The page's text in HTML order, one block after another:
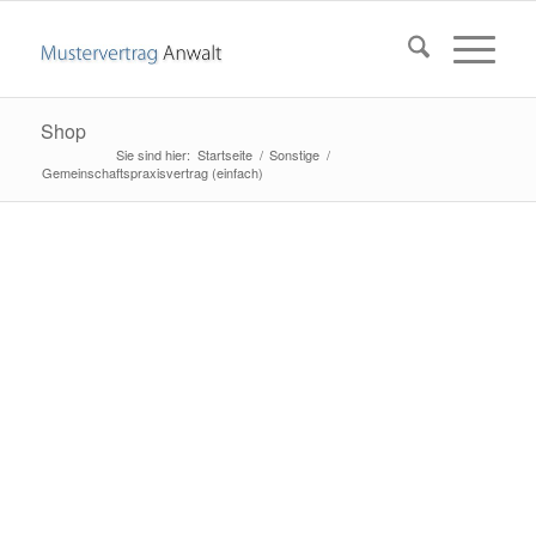
Shop
Startseite / Sonstige /
Gemeinschaftspraxisvertrag (einfach)